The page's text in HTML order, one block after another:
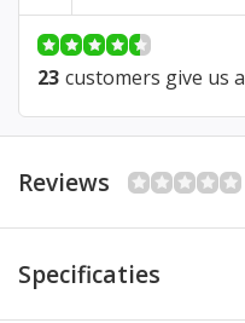
23 customers give us a
Reviews
Specificaties